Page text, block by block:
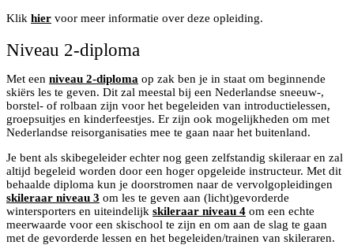
Klik hier voor meer informatie over deze opleiding.
Niveau 2-diploma
Met een niveau 2-diploma op zak ben je in staat om beginnende
skiërs les te geven. Dit zal meestal bij een Nederlandse sneeuw-,
borstel- of rolbaan zijn voor het begeleiden van introductielessen,
groepsuitjes en kinderfeestjes. Er zijn ook mogelijkheden om met
Nederlandse reisorganisaties mee te gaan naar het buitenland.
Je bent als skibegeleider echter nog geen zelfstandig skileraar en zal
altijd begeleid worden door een hoger opgeleide instructeur. Met dit
behaalde diploma kun je doorstromen naar de vervolgopleidingen
skileraar niveau 3 om les te geven aan (licht)gevorderde
wintersporters en uiteindelijk skileraar niveau 4 om een echte
meerwaarde voor een skischool te zijn en om aan de slag te gaan
met de gevorderde lessen en het begeleiden/trainen van skileraren.